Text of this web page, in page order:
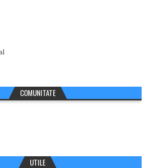
COMUNITATE
UTILE